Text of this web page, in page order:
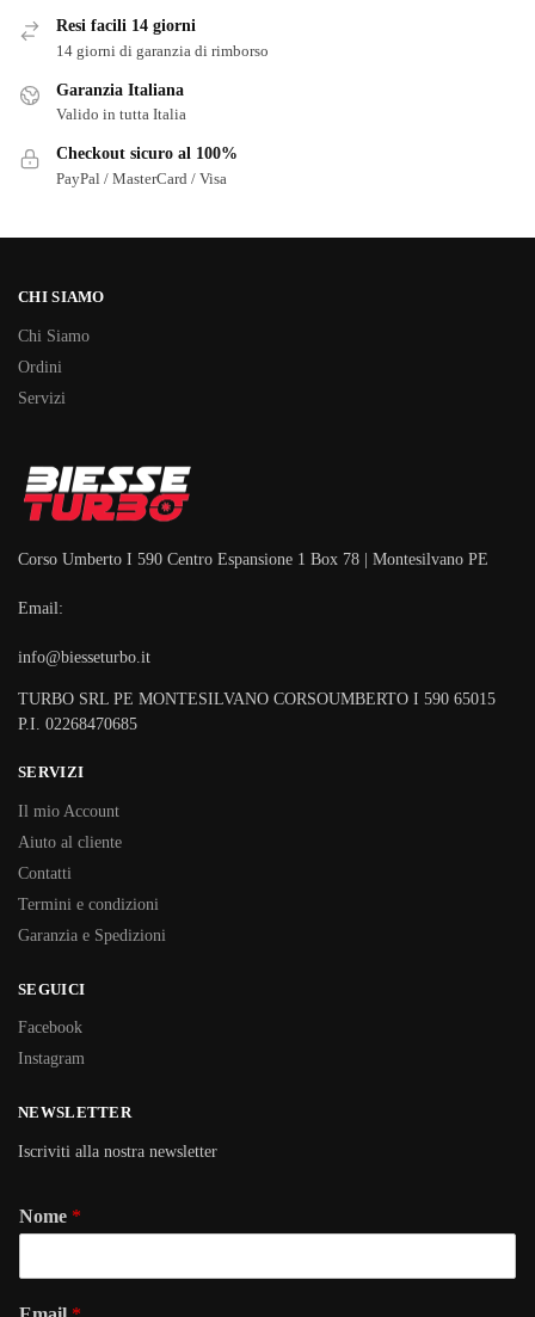
Resi facili 14 giorni
14 giorni di garanzia di rimborso
Garanzia Italiana
Valido in tutta Italia
Checkout sicuro al 100%
PayPal / MasterCard / Visa
CHI SIAMO
Chi Siamo
Ordini
Servizi
Corso Umberto I 590 Centro Espansione 1 Box 78 | Montesilvano PE
Email:
info@biesseturbo.it
TURBO SRL PE MONTESILVANO CORSOUMBERTO I 590 65015
P.I. 02268470685
SERVIZI
Il mio Account
Aiuto al cliente
Contatti
Termini e condizioni
Garanzia e Spedizioni
SEGUICI
Facebook
Instagram
NEWSLETTER
Iscriviti alla nostra newsletter
Nome *